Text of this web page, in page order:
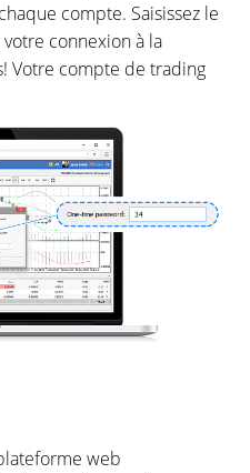
compte. Saisissez le
connexion à la
Votre compte de trading
web